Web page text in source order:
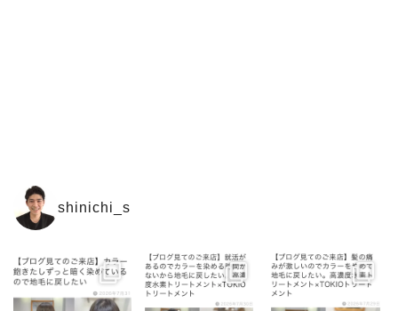
shinichi_s